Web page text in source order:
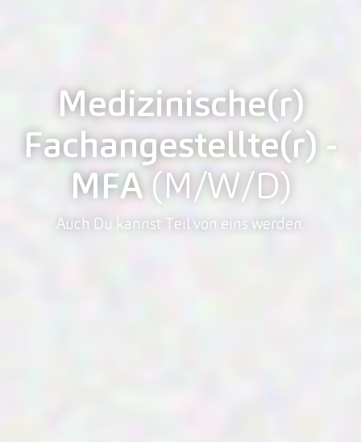
Medizinische(r)
Fachangestellte(r) -
MFA(M/W/D)
Auch Du kannst Teil von eins werden.